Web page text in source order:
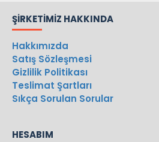
ŞIRKETIMIZ HAKKINDA
Hakkımızda
Satış Sözleşmesi
Gizlilik Politikası
Teslimat Şartları
Sıkça Sorulan Sorular
HESABIM